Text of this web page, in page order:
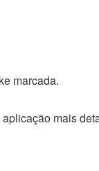
marcada.
mais